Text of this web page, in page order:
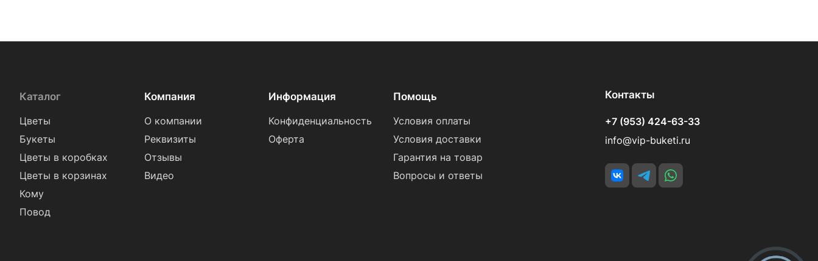
Каталог
Цветы
Букеты
Цветы в коробках
Цветы в корзинах
Кому
Повод
Компания
О компании
Реквизиты
Отзывы
Видео
Информация
Конфиденциальность
Оферта
Помощь
Условия оплаты
Условия доставки
Гарантия на товар
Вопросы и ответы
Контакты
+7 (953) 424-63-33
info@vip-buketi.ru